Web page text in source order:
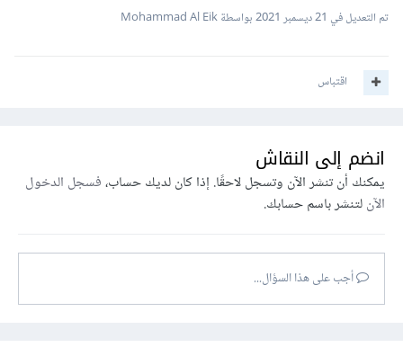
تم التعديل في 21 ديسمبر 2021 بواسطة Mohammad Al Eik
اقتباس
انضم إلى النقاش
يمكنك أن تنشر الآن وتسجل لاحقًا. إذا كان لديك حساب،فسجل الدخول
الآنلتنشر باسم حسابك.
أجب على هذا السؤال...